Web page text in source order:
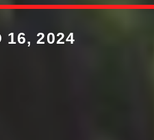
16, 2024